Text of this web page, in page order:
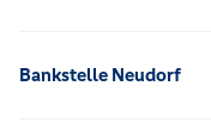
Bankstelle Neudorf